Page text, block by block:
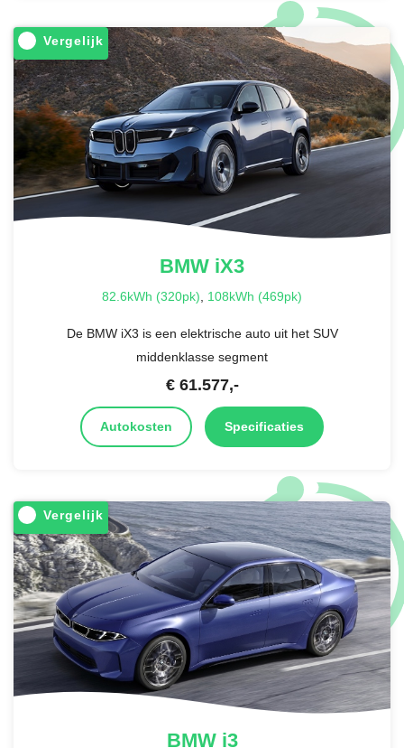
Vergelijk
BMW iX3
82.6kWh (320pk), 108kWh (469pk)
De BMW iX3 is een elektrische auto uit het SUV
middenklasse segment
€ 61.577,-
Autokosten Specificaties
Vergelijk
BMWi3